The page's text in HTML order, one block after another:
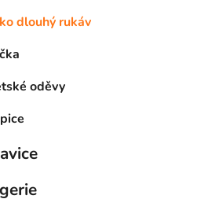
dlouhý rukáv
oděvy